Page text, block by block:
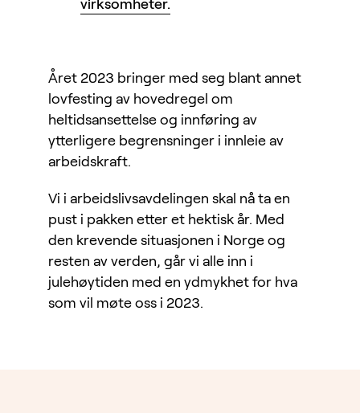
virksomheter.
Året 2023 bringer med seg blant annet
lovfesting av hovedregel om
heltidsansettelse og innføring av
ytterligere begrensninger i innleie av
arbeidskraft.
Vi i arbeidslivsavdelingen skal nå ta en
pust i pakken etter et hektisk år. Med
den krevende situasjonen i Norge og
resten av verden, går vi alle inn i
julehøytiden med en ydmykhet for hva
som vil møte oss i 2023.